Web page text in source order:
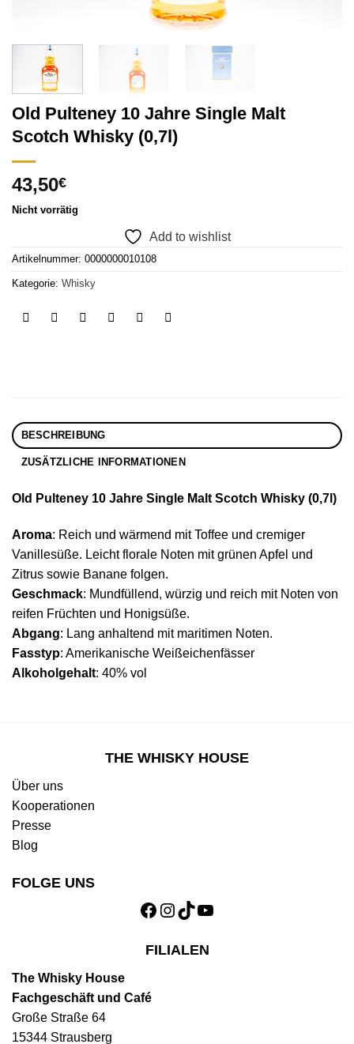
Old Pulteney 10 Jahre Single Malt
Scotch Whisky (0,7l)
43,50€
Nicht vorrätig
Add to wishlist
Artikelnummer: 0000000010108
Kategorie: Whisky
BESCHREIBUNG
ZUSÄTZLICHE INFORMATIONEN
Old Pulteney 10 Jahre Single Malt Scotch Whisky (0,7l)
Aroma: Reich und wärmend mit Toffee und cremiger
Vanillesüße. Leicht florale Noten mit grünen Apfel und
Zitrus sowie Banane folgen.
Geschmack: Mundfüllend, würzig und reich mit Noten von
reifen Früchten und Honigsüße.
Abgang: Lang anhaltend mit maritimen Noten.
Fasstyp: Amerikanische Weißeichenfässer
Alkoholgehalt: 40% vol
THE WHISKY HOUSE
Über uns
Kooperationen
Presse
Blog
FOLGE UNS
Facebook
Instagram
TikTokYouTube
FILIALEN
The Whisky House
Fachgeschäft und Café
Große Straße 64
15344 Strausberg